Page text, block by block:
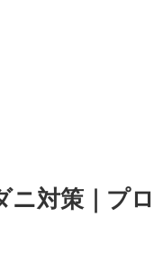
対策｜プ